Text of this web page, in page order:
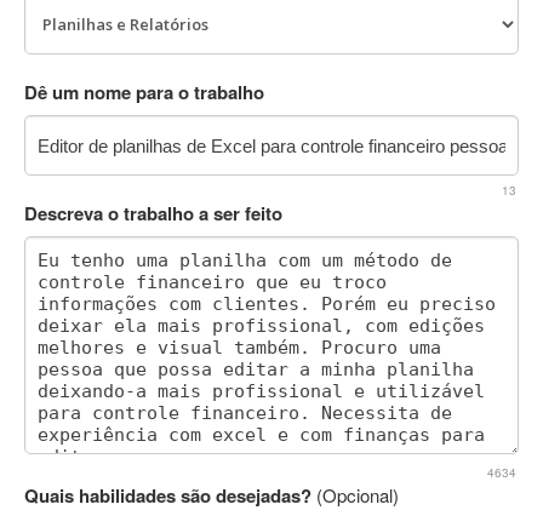
Dê um nome para o trabalho
13
Descreva o trabalho a ser feito
4634
Quais habilidades são desejadas? (Opcional)